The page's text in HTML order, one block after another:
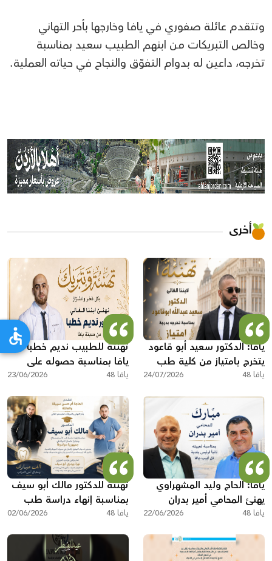
وتتقدم عائلة صفوري في يافا وخارجها بأحر التهاني
وخالص التبريكات من ابنهم الطبيب سعيد بمناسبة
تخرجه، داعين له بدوام التفوّق والنجاح في حياته العملية.
أخرى
يافا: الدكتور سعيد أبو قاعود
يتخرج بامتياز من كلية طب
الأسنان في رومانيا
يافا 48 24/07/2026
تهنئة للطبيب نديم خطبا من
يافا بمناسبة حصوله على
رخصة مزاولة مهنة الطب
يافا 48 23/06/2026
يافا: الحاج وليد المشهراوي
يهنئ المحامي أمير بدران
بتعيينه نائباً لرئيس البلدية
يافا 48 22/06/2026
تهنئة للدكتور مالك أبو سيف
بمناسبة إنهاء دراسة طب
الأسنان واجتياز امتحان الدولة
يافا 48 02/06/2026